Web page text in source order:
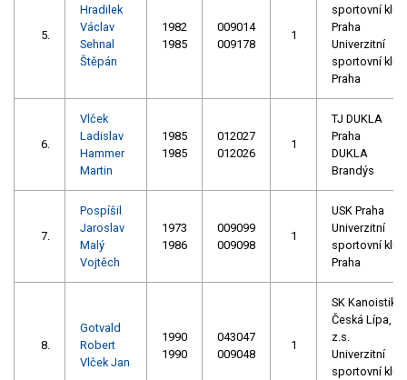
5.
Hradilek
Václav
Sehnal
Štěpán
1982
1985
009014
009178
1
sportovní klub
Praha
Univerzitní
sportovní klub
Praha
6.
Vlček
Ladislav
Hammer
Martin
1985
1985
012027
012026
1
TJ DUKLA
Praha
DUKLA
Brandýs
7.
Pospíšil
Jaroslav
Malý
Vojtěch
1973
1986
009099
009098
1
USK Praha
Univerzitní
sportovní klub
Praha
8.
Gotvald
Robert
Vlček Jan
1990
1990
043047
009048
1
SK Kanoistika
Česká Lípa,
z.s.
Univerzitní
sportovní klub